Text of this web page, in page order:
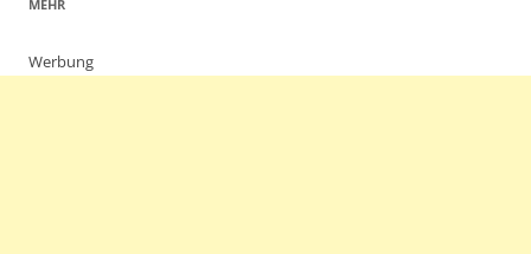
MEHR
Werbung